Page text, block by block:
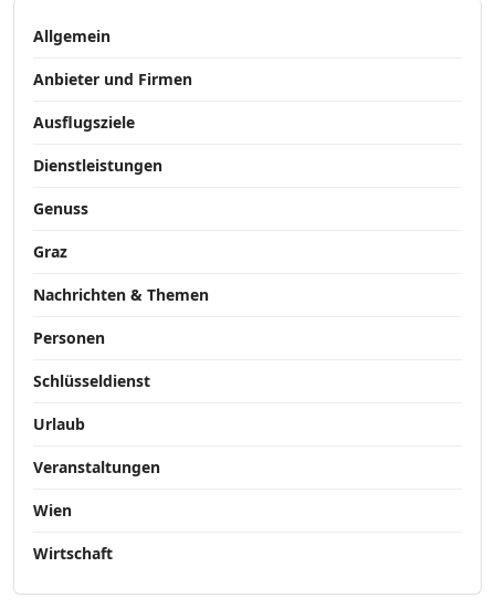
Allgemein
Anbieter und Firmen
Ausflugsziele
Dienstleistungen
Genuss
Graz
Nachrichten & Themen
Personen
Schlüsseldienst
Urlaub
Veranstaltungen
Wien
Wirtschaft